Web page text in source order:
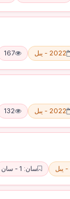
2022 - يىل 167
2022 - يىل 132
سان: 1 - سان